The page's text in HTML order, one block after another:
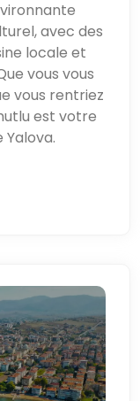
avec des
locale et
vous vous
vous rentriez
est votre